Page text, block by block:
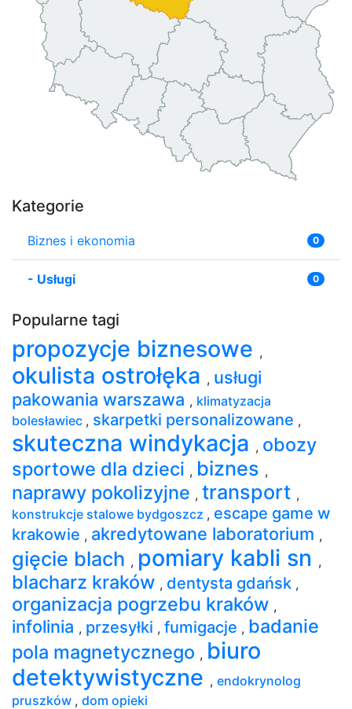
Kategorie
Biznes i ekonomia 0
- Usługi 0
Popularne tagi
propozycje biznesowe ,
okulista ostrołęka , usługi
pakowania warszawa , klimatyzacja
bolesławiec , skarpetki personalizowane ,
skuteczna windykacja , obozy
sportowe dla dzieci , biznes ,
naprawy pokolizyjne , transport ,
konstrukcje stalowe bydgoszcz , escape game w
krakowie , akredytowane laboratorium ,
gięcie blach , pomiary kabli sn ,
blacharz kraków , dentysta gdańsk ,
organizacja pogrzebu kraków ,
infolinia , przesyłki , fumigacje , badanie
pola magnetycznego , biuro
detektywistyczne , endokrynolog
pruszków , dom opieki